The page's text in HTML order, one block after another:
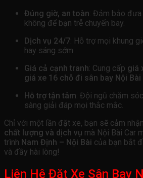
Đúng giờ, an toàn: Đảm bảo
không để bạn trễ chuyến bay.
Dịch vụ 24/7: Hỗ trợ mọi khung
hay sáng sớm.
Giá cả cạnh tranh: Cung cấp giá
giá xe 16 chỗ đi sân bay Nội Bài
Hỗ trợ tận tâm: Đội ngũ chăm
sàng giải đáp mọi thắc mắc.
Chỉ với một lần đặt xe, bạn sẽ cảm
chất lượng và dịch vụ mà Nội Bài Car
trình Nam Định – Nội Bài của bạn bắt
và đầy hài lòng!
Liên Hệ Đặt Xe Sân Bay